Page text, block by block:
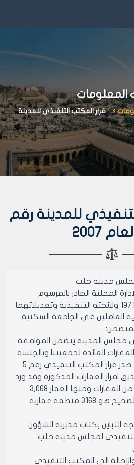
المعلومات
قرار المكتب التنفيذي للمدينة
للمدينة رقم
مدينه حلب
المحلية الصادر بالمرسوم
العاملين في الجامعة السكنية
مجلس المدينة يتضمن الموافقة
العائدة لجمعيتنا وبالجلسة
المؤرخة في 10/1/2007 صدر قرار المكتب التنفيذي رقم 5
تصديق افراز العقارات المذكورة وقد ورد
بالمادة الاولى منه عدد من العقارات ومنها العقار 3,068
منطقة عقارية رابعة والصحيح هو 3168 منطقة عقارية
التباين بكتاب مديرية الشؤون
لمجلس مدينه حلب
الى المكتب التنفيذي